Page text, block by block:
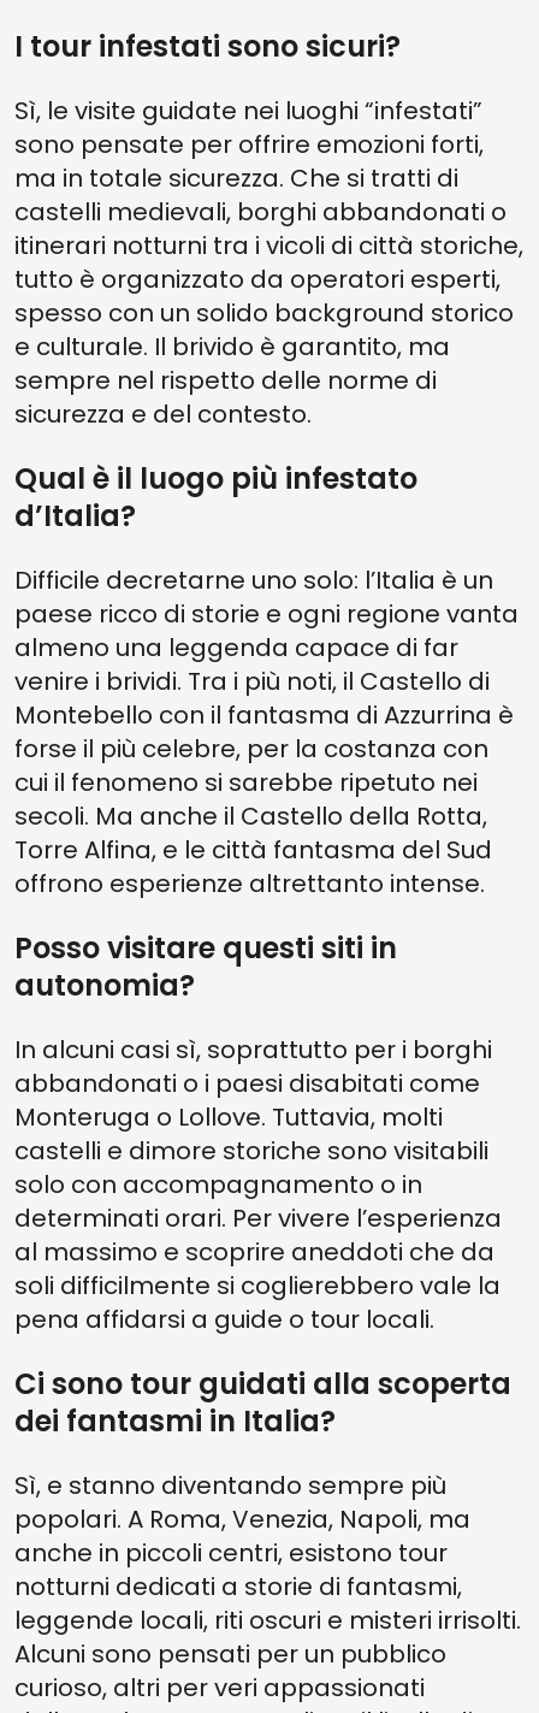
I tour infestati sono sicuri?
Sì, le visite guidate nei luoghi “infestati”
sono pensate per offrire emozioni forti,
ma in totale sicurezza. Che si tratti di
castelli medievali, borghi abbandonati o
itinerari notturni tra i vicoli di città storiche,
tutto è organizzato da operatori esperti,
spesso con un solido background storico
e culturale. Il brivido è garantito, ma
sempre nel rispetto delle norme di
sicurezza e del contesto.
Qual è il luogo più infestato
d’Italia?
Difficile decretarne uno solo: l’Italia è un
paese ricco di storie e ogni regione vanta
almeno una leggenda capace di far
venire i brividi. Tra i più noti, il Castello di
Montebello con il fantasma di Azzurrina è
forse il più celebre, per la costanza con
cui il fenomeno si sarebbe ripetuto nei
secoli. Ma anche il Castello della Rotta,
Torre Alfina, e le città fantasma del Sud
offrono esperienze altrettanto intense.
Posso visitare questi siti in
autonomia?
In alcuni casi sì, soprattutto per i borghi
abbandonati o i paesi disabitati come
Monteruga o Lollove. Tuttavia, molti
castelli e dimore storiche sono visitabili
solo con accompagnamento o in
determinati orari. Per vivere l’esperienza
al massimo e scoprire aneddoti che da
soli difficilmente si coglierebbero vale la
pena affidarsi a guide o tour locali.
Ci sono tour guidati alla scoperta
dei fantasmi in Italia?
Sì, e stanno diventando sempre più
popolari. A Roma, Venezia, Napoli, ma
anche in piccoli centri, esistono tour
notturni dedicati a storie di fantasmi,
leggende locali, riti oscuri e misteri irrisolti.
Alcuni sono pensati per un pubblico
curioso, altri per veri appassionati